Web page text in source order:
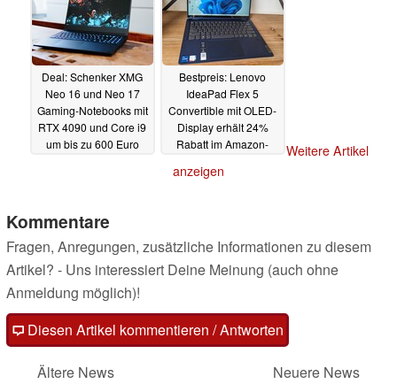
Deal: Schenker XMG
Neo 16 und Neo 17
Gaming-Notebooks mit
RTX 4090 und Core i9
um bis zu 600 Euro
Bestpreis: Lenovo
IdeaPad Flex 5
Convertible mit OLED-
Display erhält 24%
Rabatt im Amazon-
Weitere Artikel
anzeigen
Kommentare
Fragen, Anregungen, zusätzliche Informationen zu diesem
Artikel? - Uns interessiert Deine Meinung (auch ohne
Anmeldung möglich)!
Diesen Artikel kommentieren / Antworten
Ältere News
Neuere News